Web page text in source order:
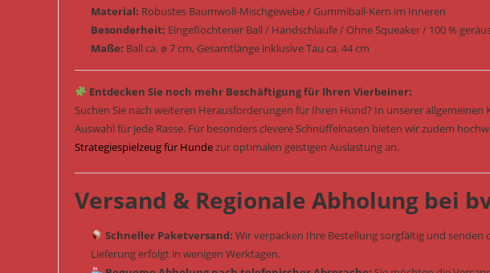
Material: Robustes Baumwoll-Mischgewebe / Gummiball-Kern im Inneren
Besonderheit: Eingeflochtener Ball / Handschlaufe / Ohne Squeaker / 100 %
Maße: Ball ca. ø 7 cm, Gesamtlänge inklusive Tau ca. 44 cm
Entdecken Sie noch mehr Beschäftigung für Ihren Vierbeiner:
Suchen Sie nach weiteren Herausforderungen für Ihren Hund? In unserer allgemeinen
Auswahl für jede Rasse. Für besonders clevere Schnüffelnasen bieten wir zudem
Strategiespielzeug für Hundezur optimalen geistigen Auslastung an.
Versand & Regionale Abholung bei
Schneller Paketversand: Wir verpacken Ihre Bestellung sorgfältig und
Lieferung erfolgt in wenigen Werktagen.